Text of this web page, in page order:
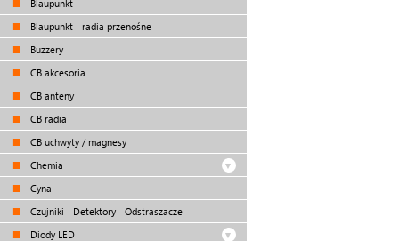
Blaupunkt
Blaupunkt - radia przenośne
Buzzery
CB akcesoria
CB anteny
CB radia
CB uchwyty / magnesy
Chemia
Cyna
Czujniki - Detektory - Odstraszacze
Diody LED